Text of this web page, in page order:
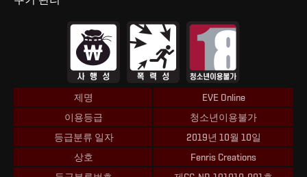
제명
EVE Online
이용등급
청소년이용불가
등급분류 일자
2019년 10월 10일
상호
Fenris Creations